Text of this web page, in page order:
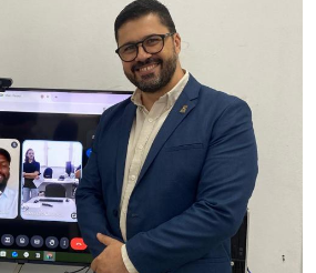
Inovações e Comunicações
Regional